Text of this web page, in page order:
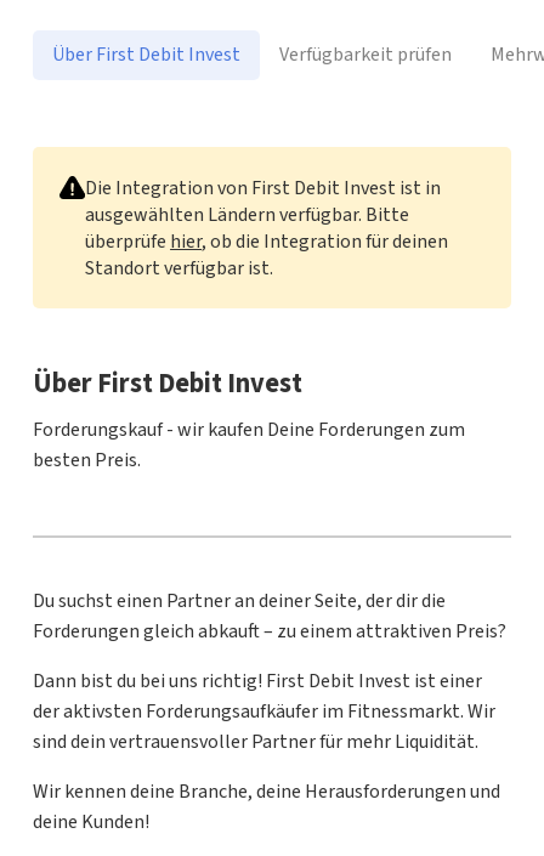
Über First Debit Invest Verfügbarkeit prüfen
Die Integration von First Debit Invest ist in
ausgewählten Ländern verfügbar. Bitte
überprüfe hier, ob die Integration für deinen
Standort verfügbar ist.
Über First Debit Invest
Forderungskauf - wir kaufen Deine Forderungen zum
besten Preis.
Du suchst einen Partner an deiner Seite, der dir die
Forderungen gleich abkauft – zu einem attraktiven Preis?
Dann bist du bei uns richtig! First Debit Invest ist einer
der aktivsten Forderungsaufkäufer im Fitnessmarkt. Wir
sind dein vertrauensvoller Partner für mehr Liquidität.
Wir kennen deine Branche, deine Herausforderungen und
deine Kunden!